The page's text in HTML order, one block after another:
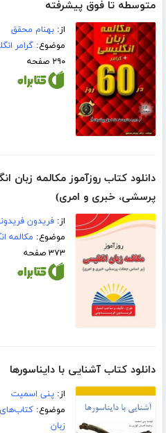
متوسطه تا فوق پیشرفته
از:بهنام محقق
موضوع:گرامر
۲۹۰ صفحه
دانلود کتاب روزآموز مکالمه
پرسشی، خبری و امری)
از:فریدون
موضوع: مکالمه
۳۷۳ صفحه
دانلود کتاب آشنایی با دایناسورها
از:پنی اسمیت
موضوع:
زبان